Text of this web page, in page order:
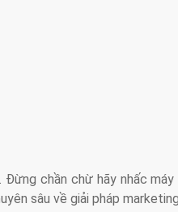
. Đừng chần chừ hãy nhấc
sâu về giải pháp